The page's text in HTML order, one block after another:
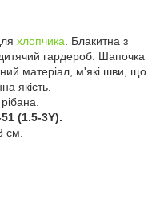
хлопчика . Блакитна з
гардероб. Шапочка
матеріал, м'які шви, що
якість.
(1.5-3Y).
см.